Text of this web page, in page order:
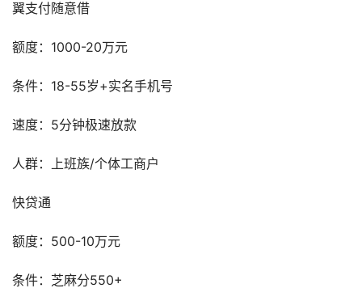
翼支付随意借
额度：1000-20万元
条件：18-55岁+实名手机号
速度：5分钟极速放款
人群：上班族/个体工商户
快贷通
额度：500-10万元
条件：芝麻分550+